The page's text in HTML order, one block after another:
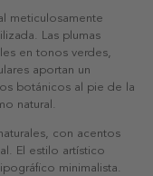
meticulosamente
Las plumas
en tonos verdes,
aportan un
botánicos al pie de la
natural.
con acentos
El estilo artístico
minimalista.